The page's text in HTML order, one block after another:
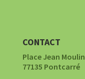
CONTACT
Place Jean Moulin
77135 Pontcarré